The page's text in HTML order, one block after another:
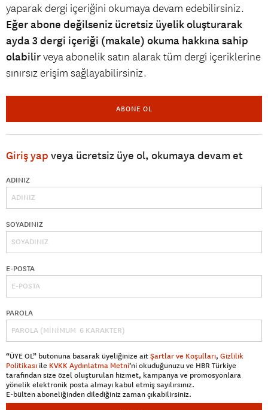
yaparak dergi içeriğini okumaya devam edebilirsiniz.
Eğer abone değilseniz ücretsiz üyelik oluşturarak
ayda 3 dergi içeriği (makale) okuma hakkına sahip
olabilirveya abonelik satın alarak tüm dergi içeriklerine
sınırsız erişim sağlayabilirsiniz.
ABONE OL
Giriş yap veya ücretsiz üye ol, okumaya devam et
ADINIZ
SOYADINIZ
E-POSTA
PAROLA
“ÜYE OL” butonuna basarak üyeliğinize aitŞartlar ve Koşulları, Gizlilik
Politikası ile KVKK Aydınlatma Metni’ni okuduğunuzu ve HBR Türkiye
tarafından size özel oluşturulan hizmet, kampanya ve promosyonlara
yönelik elektronik posta almayı kabul etmiş sayılırsınız.
E-bülten aboneliğinden dilediğiniz zaman çıkabilirsiniz.